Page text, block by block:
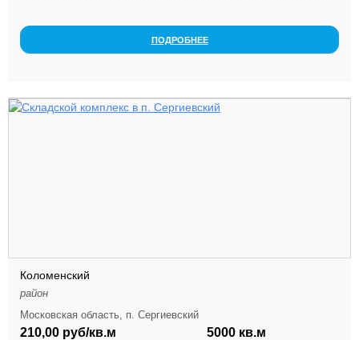
ПОДРОБНЕЕ
Коломенский
район
Московская область, п. Сергиевский
210,00 руб/кв.м 5000 кв.м